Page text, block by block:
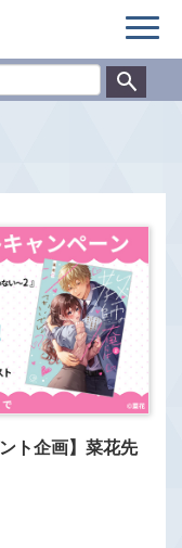
品
ナ
ゲ
ト企画】菜花先